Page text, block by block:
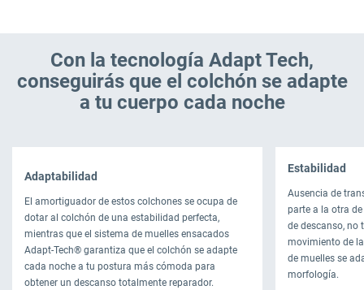
Con la tecnología Adapt Tech,
conseguirás que el colchón se adapte
a tu cuerpo cada noche
Adaptabilidad
El amortiguador de estos colchones se ocupa de
dotar al colchón de una estabilidad perfecta,
mientras que el sistema de muelles ensacados
Adapt-Tech® garantiza que el colchón se adapte
cada noche a tu postura más cómoda para
obtener un descanso totalmente reparador.
Estabilidad
Ausencia de
parte a la otra
de descanso, no
movimiento de
de muelles se
morfología.